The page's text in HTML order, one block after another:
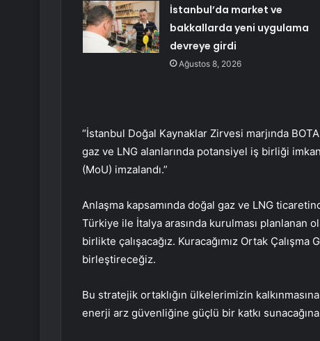
İstanbul’da market ve
bakkallarda yeni uygulama
devreye girdi
Ağustos 8, 2026
“İstanbul Doğal Kaynaklar Zirvesi marjında
gaz ve LNG alanlarında potansiyel iş birliği
(MoU) imzalandı.”
Anlaşma kapsamında doğal gaz ve LNG
Türkiye ile İtalya arasında kurulması planlanan
birlikte çalışacağız. Kuracağımız Ortak
birleştireceğiz.
Bu stratejik ortaklığın ülkelerimizin
enerji arz güvenliğine güçlü bir katkı sunacağına